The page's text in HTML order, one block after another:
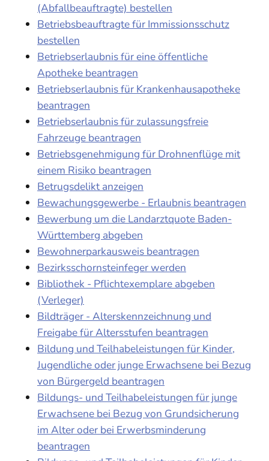
(Abfallbeauftragte) bestellen
Betriebsbeauftragte für Immissionsschutz
bestellen
Betriebserlaubnis für eine öffentliche
Apotheke beantragen
Betriebserlaubnis für Krankenhausapotheke
beantragen
Betriebserlaubnis für zulassungsfreie
Fahrzeuge beantragen
Betriebsgenehmigung für Drohnenflüge mit
einem Risiko beantragen
Betrugsdelikt anzeigen
Bewachungsgewerbe - Erlaubnis beantragen
Bewerbung um die Landarztquote Baden-
Württemberg abgeben
Bewohnerparkausweis beantragen
Bezirksschornsteinfeger werden
Bibliothek - Pflichtexemplare abgeben
(Verleger)
Bildträger - Alterskennzeichnung und
Freigabe für Altersstufen beantragen
Bildung und Teilhabeleistungen für Kinder,
Jugendliche oder junge Erwachsene bei Bezug
von Bürgergeld beantragen
Bildungs- und Teilhabeleistungen für junge
Erwachsene bei Bezug von Grundsicherung
im Alter oder bei Erwerbsminderung
beantragen